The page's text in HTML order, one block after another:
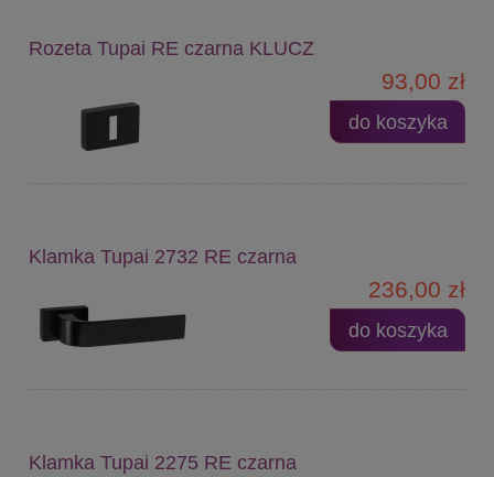
Rozeta Tupai RE czarna KLUCZ
93,00 zł
do koszyka
Klamka Tupai 2732 RE czarna
236,00 zł
do koszyka
Klamka Tupai 2275 RE czarna